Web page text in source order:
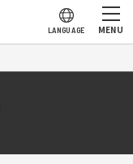
LANGUAGE MENU